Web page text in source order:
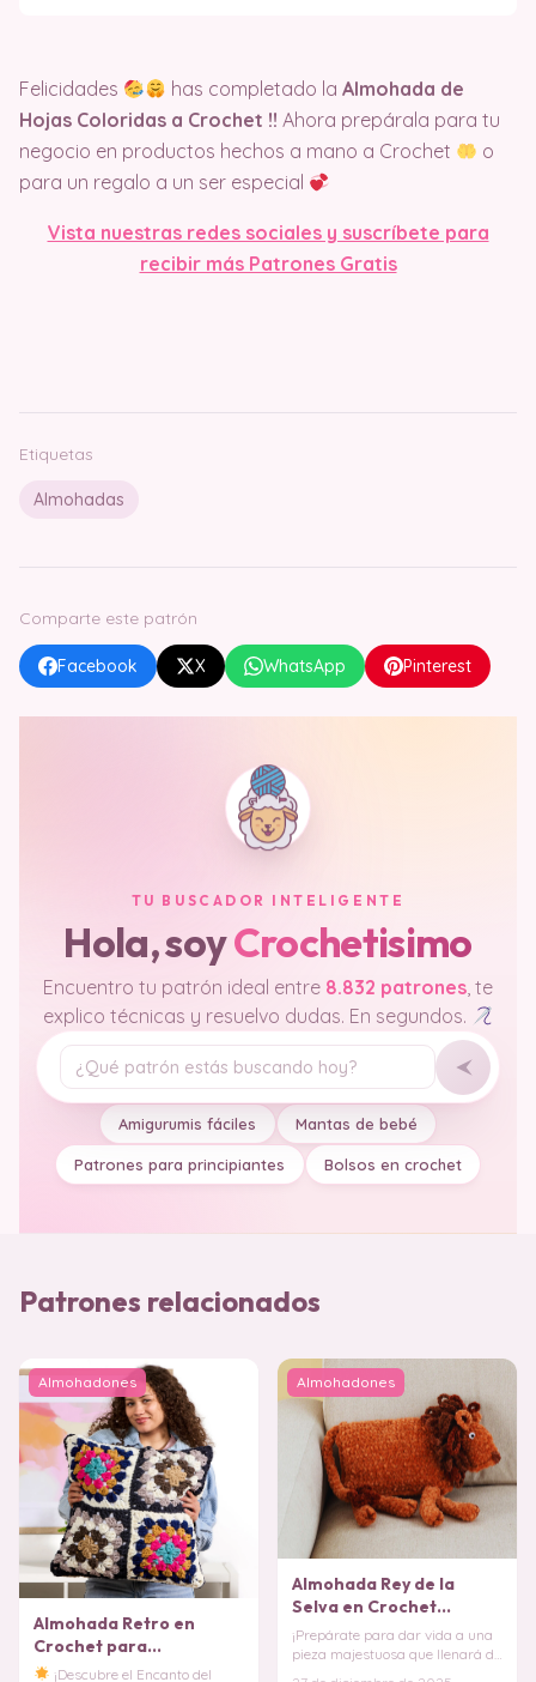
Felicidades has completado laAlmohada de
Hojas Coloridas a Crochet !! Ahora prepárala para tu
negocio en productos hechos a mano a Crochet
o
para un regalo a un ser especial
Vista nuestras redes sociales y suscríbete para
recibir más Patrones Gratis
Etiquetas
Almohadas
Comparte este patrón
Facebook X WhatsApp Pinterest
TU BUSCADOR INTELIGENTE
Hola, soyCrochetisimo
Encuentro tu patrón ideal entre 8.832 patrones, te
explico técnicas y resuelvo dudas. En segundos.
Tu pregunta
Amigurumis fáciles Mantas de bebé
Patrones para principiantes Bolsos en crochet
Patrones relacionados
Almohadones
Almohada Retro en
Crochet para
Principiantes PATRON
¡Descubre el Encanto del
Almohadones
Almohada Rey de la
Selva en Crochet
PATRON GRATIS
¡Prepárate para dar vida a una
pieza majestuosa que llenará de